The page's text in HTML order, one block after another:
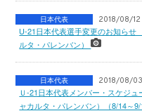
日本代表 2018/08/12
U-21日本代表選手変更のお知ら
ルタ・パレンバン）
日本代表 2018/08/03
Ｕ-21日本代表メンバー・スケジ
ャカルタ・パレンバン）（8/14～